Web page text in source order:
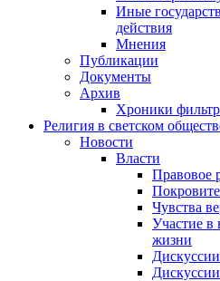
Иные
действия
Мнения
Публикации
Документы
Архив
Хроники
Религия в светском
Новости
Власти
Правовое
Чувства
Участие в
жизни